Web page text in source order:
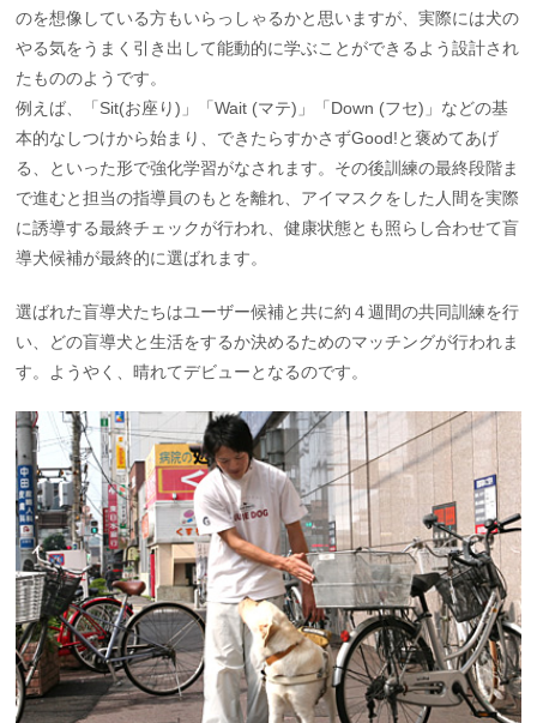
のを想像している方もいらっしゃるかと思いますが、実際には犬の
やる気をうまく引き出して能動的に学ぶことができるよう設計され
たもののようです。
例えば、「Sit(お座り)」「Wait (マテ)」「Down (フセ)」などの基
本的なしつけから始まり、できたらすかさずGood!と褒めてあげ
る、といった形で強化学習がなされます。その後訓練の最終段階ま
で進むと担当の指導員のもとを離れ、アイマスクをした人間を実際
に誘導する最終チェックが行われ、健康状態とも照らし合わせて盲
導犬候補が最終的に選ばれます。
選ばれた盲導犬たちはユーザー候補と共に約４週間の共同訓練を行
い、どの盲導犬と生活をするか決めるためのマッチングが行われま
す。ようやく、晴れてデビューとなるのです。